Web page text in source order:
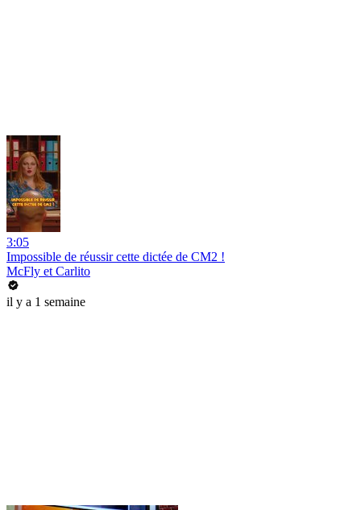
3:05
Impossible de réussir cette dictée de CM2 !
McFly et Carlito
il y a 1 semaine